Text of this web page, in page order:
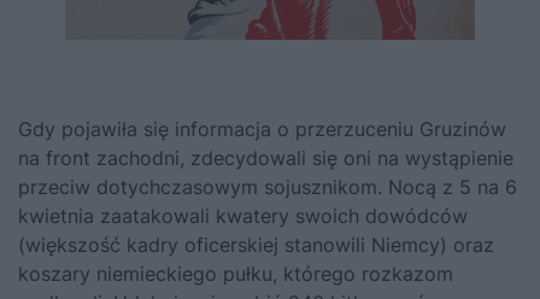
Gdy pojawiła się informacja o przerzuceniu Gruzinów
na front zachodni, zdecydowali się oni na wystąpienie
przeciw dotychczasowym sojusznikom. Nocą z 5 na 6
kwietnia zaatakowali kwatery swoich dowódców
(większość kadry oficerskiej stanowili Niemcy) oraz
koszary niemieckiego pułku, którego rozkazom